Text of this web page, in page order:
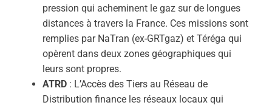
pression qui acheminent le gaz sur de longues
distances à travers la France. Ces missions sont
remplies par NaTran (ex-GRTgaz) et Téréga qui
opèrent dans deux zones géographiques qui
leurs sont propres.
ATRD : L’Accès des Tiers au Réseau de
Distribution finance les réseaux locaux qui